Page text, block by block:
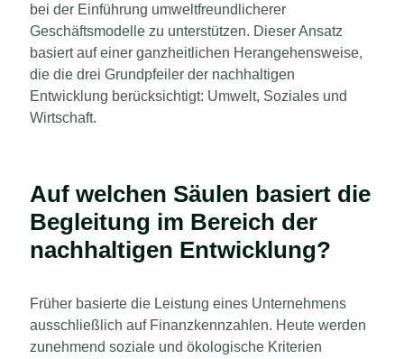
bei der Einführung umweltfreundlicherer
Geschäftsmodelle zu unterstützen. Dieser Ansatz
basiert auf einer ganzheitlichen Herangehensweise,
die die drei Grundpfeiler der nachhaltigen
Entwicklung berücksichtigt: Umwelt, Soziales und
Wirtschaft.
Auf welchen Säulen basiert die
Begleitung im Bereich der
nachhaltigen Entwicklung?
Früher basierte die Leistung eines Unternehmens
ausschließlich auf Finanzkennzahlen. Heute werden
zunehmend soziale und ökologische Kriterien